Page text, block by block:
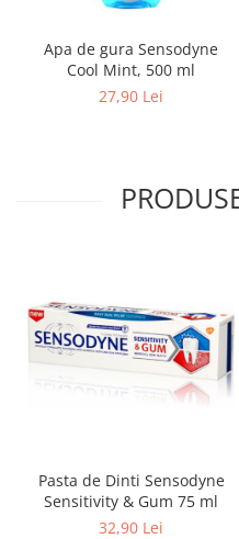
Apa de gura Sensodyne
Cool Mint, 500 ml
27,90 Lei
Pasta de Dinti Sensodyne
Sensitivity & Gum 75 ml
32,90 Lei